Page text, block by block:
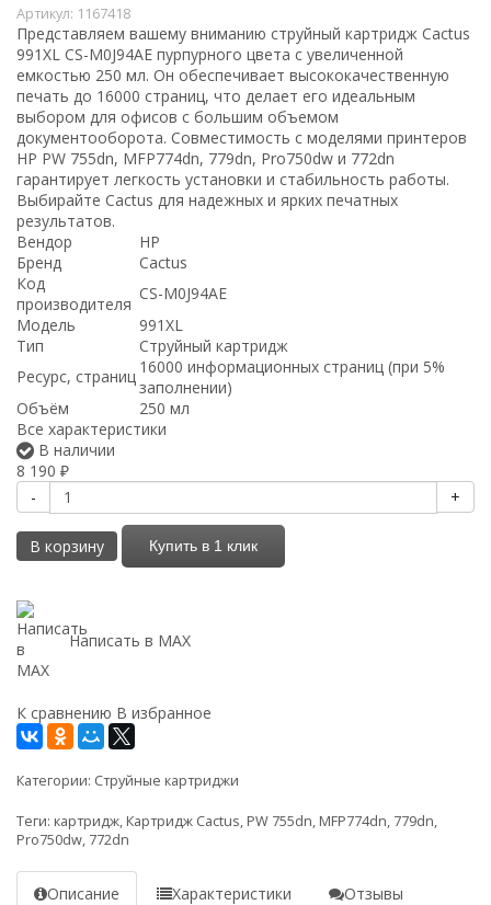
Артикул: 1167418
Представляем вашему вниманию струйный картридж Cactus
991XL CS-M0J94AE пурпурного цвета с увеличенной
емкостью 250 мл. Он обеспечивает высококачественную
печать до 16000 страниц, что делает его идеальным
выбором для офисов с большим объемом
документооборота. Совместимость с моделями принтеров
HP PW 755dn, MFP774dn, 779dn, Pro750dw и 772dn
гарантирует легкость установки и стабильность работы.
Выбирайте Cactus для надежных и ярких печатных
результатов.
Вендор
HP
Бренд
Cactus
Код
производителя
CS-M0J94AE
Модель
991XL
Тип
Струйный картридж
Ресурс, страниц 16000 информационных страниц (при 5%
заполнении)
Объём
250 мл
Все характеристики
В наличии
8 190 ₽
- +
В корзину Купить в 1 клик
Написать в MAX
К сравнению В избранное
Категории: Струйные картриджи
Теги: картридж, Картридж Cactus, PW 755dn, MFP774dn, 779dn,
Pro750dw, 772dn
Описание Характеристики Отзывы